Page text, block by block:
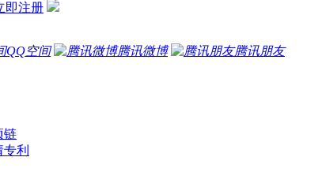
即注册
QQ空间 腾讯微博
腾讯朋友
链
利